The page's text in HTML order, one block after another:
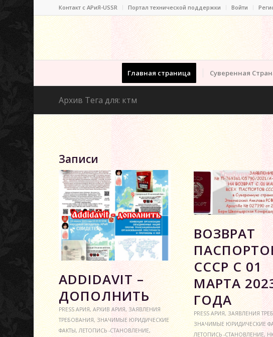
Контакт c АРиЯ-USSR Портал технической поддержки Войти
Главная страница Суверенная
Архив Тега для: ктм
Записи
АDDIDAVIT –
ДОПОЛНИТЬ
PRESS АРИЯ,АРХИВ АРИЯ,ЗАЯВЛЕНИЯ
ТРЕБОВАНИЯ,ЗНАЧИМЫЕ ЮРИДИЧЕСКИЕ
ФАКТЫ,ЛЕТОПИСЬ -СТАНОВЛЕНИЕ,
ВОЗВРАТ
СССР С 01
МАРТА
ГОДА
PRESS АРИЯ,ЗАЯВЛЕНИЯ
ЗНАЧИМЫЕ ЮРИДИЧЕСКИЕ
ЛЕТОПИСЬ -СТАНОВЛЕНИЕ,